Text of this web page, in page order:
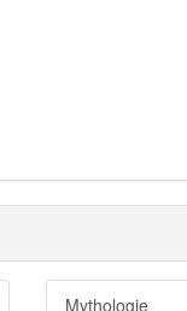
Mythologie